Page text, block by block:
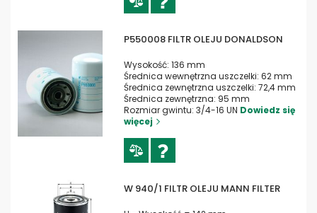
P550008 FILTR OLEJU DONALDSON
Wysokość: 136 mm
Średnica wewnętrzna uszczelki: 62 mm
Średnica zewnętrzna uszczelki: 72,4 mm
Średnica zewnętrzna: 95 mm
Rozmiar gwintu: 3/4-16 UN Dowiedz się
więcej
W 940/1 FILTR OLEJU MANN FILTER